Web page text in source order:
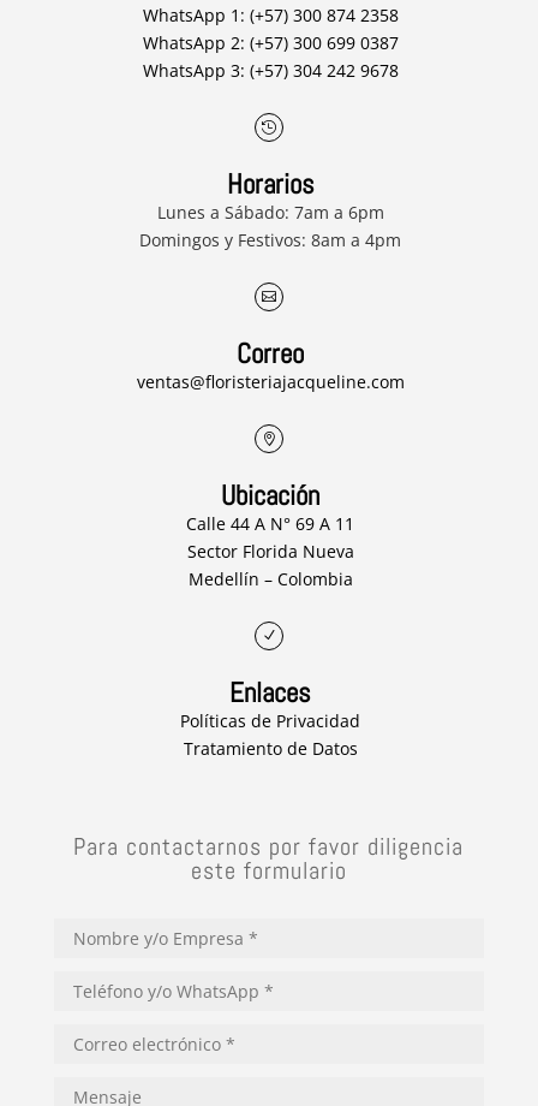
WhatsApp 1: (+57) 300 874 2358
WhatsApp 2: (+57) 300 699 0387
WhatsApp 3: (+57) 304 242 9678

Horarios
Lunes a Sábado: 7am a 6pm
Domingos y Festivos: 8am a 4pm

Correo
ventas@floristeriajacqueline.com

Ubicación
Calle 44 A N° 69 A 11
Sector Florida Nueva
Medellín – Colombia
N
Enlaces
Políticas de Privacidad
Tratamiento de Datos
Para contactarnos por favor diligencia
este formulario